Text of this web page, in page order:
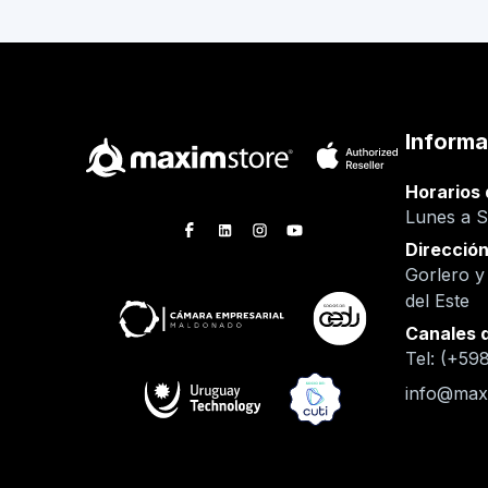
Horarios
Lunes a
Dirección
Gorlero y
del Este
Canales
Tel: